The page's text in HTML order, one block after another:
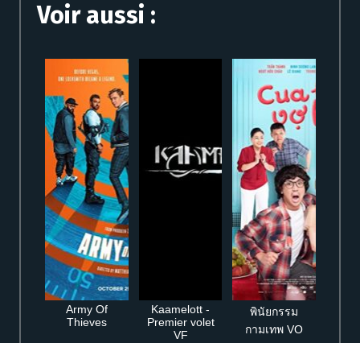
Voir aussi :
Army Of
Thieves
Kaamelott -
Premier volet
VF
พินัยกรรม
กามเทพ VO